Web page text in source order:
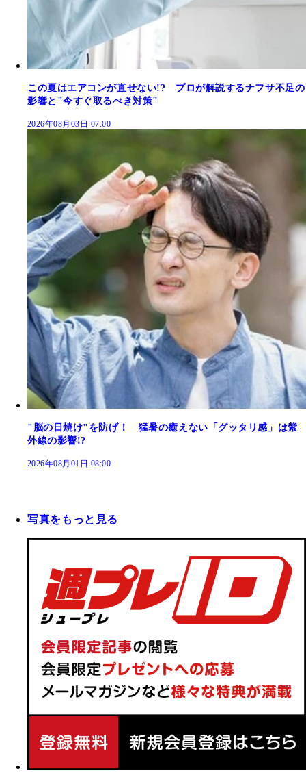
この夏はエアコンが直せない!? プロが解説するナフサ不足の
影響と"今すぐ取るべき対策"
2026年08月03日 07:00
"脳の日焼け"を防げ！ 猛暑の癒えない「グッタリ感」は紫
外線の影響!?
2026年08月01日 08:00
写真をもっと見る